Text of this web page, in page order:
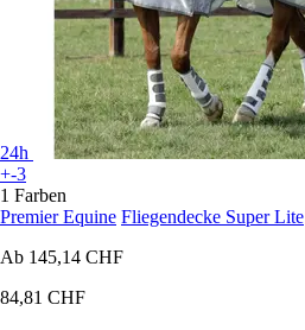
24h
+-3
1 Farben
Premier Equine Fliegendecke Super Lite
Ab 145,14 CHF
84,81 CHF